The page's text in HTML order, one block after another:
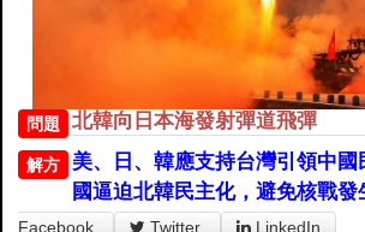
問題 北韓向日本海發射彈道飛彈
解方
美、日、韓應支持台灣引領中國
國逼迫北韓民主化，避免核戰發
Facebook Twitter LinkedIn